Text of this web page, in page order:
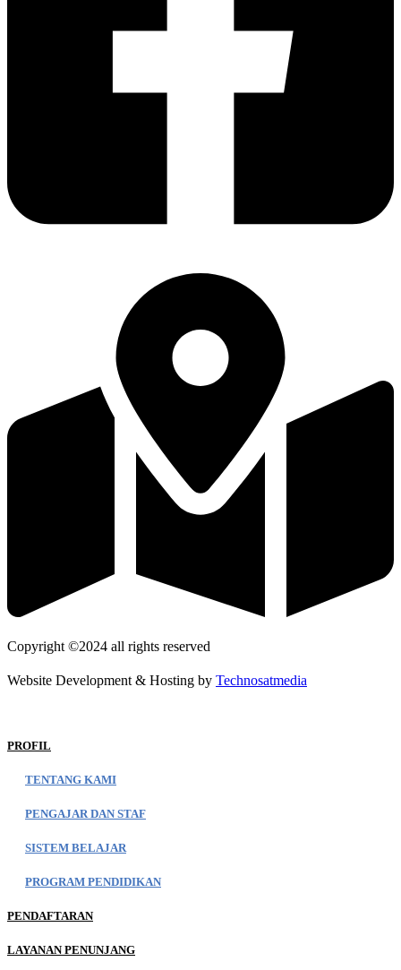
Copyright ©2024 all rights reserved
Website Development & Hosting by Technosatmedia
PROFIL
TENTANG KAMI
PENGAJAR DAN STAF
SISTEM BELAJAR
PROGRAM PENDIDIKAN
PENDAFTARAN
LAYANAN PENUNJANG